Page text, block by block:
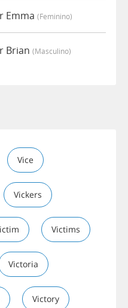
Emma (feminino)
Brian (masculino)
Vice
Vickers
Victims
Victoria
Victory